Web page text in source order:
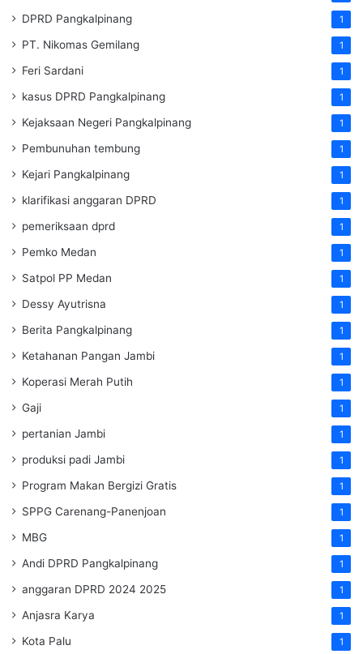
DPRD Pangkalpinang 1
PT. Nikomas Gemilang 1
Feri Sardani 1
kasus DPRD Pangkalpinang 1
Kejaksaan Negeri Pangkalpinang 1
Pembunuhan tembung 1
Kejari Pangkalpinang 1
klarifikasi anggaran DPRD 1
pemeriksaan dprd 1
Pemko Medan 1
Satpol PP Medan 1
Dessy Ayutrisna 1
Berita Pangkalpinang 1
Ketahanan Pangan Jambi 1
Koperasi Merah Putih 1
Gaji 1
pertanian Jambi 1
produksi padi Jambi 1
Program Makan Bergizi Gratis 1
SPPG Carenang-Panenjoan 1
MBG 1
Andi DPRD Pangkalpinang 1
anggaran DPRD 2024 2025 1
Anjasra Karya 1
Kota Palu 1